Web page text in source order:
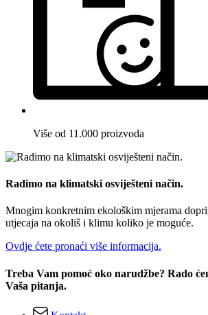
Više od 11.000 proizvoda
Radimo na klimatski osviješteni način.
Mnogim konkretnim ekološkim mjerama
utjecaja na okoliš i klimu koliko je moguće.
Ovdje ćete pronaći više informacija.
Treba Vam pomoć oko narudžbe? Rado
Vaša pitanja.